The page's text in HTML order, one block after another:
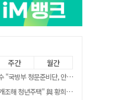
주간 월간
청문준비단, 안규백 탈영 알고있었다"
주택" 與 황희…'딸 학비는 年 4200만원'